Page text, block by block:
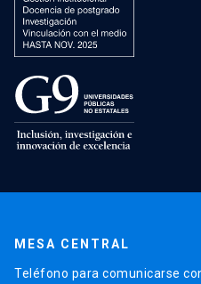
MESA CENTRAL
Teléfono para comunicarse